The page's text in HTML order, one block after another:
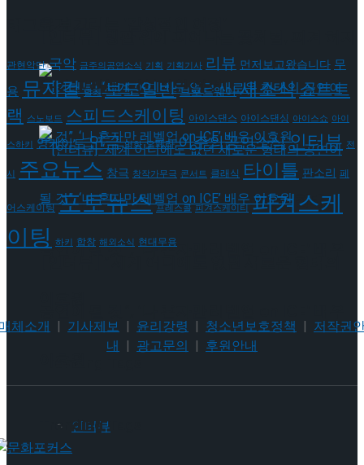
[인터뷰] “세계 어디에도 없던 새로운 형태의
공연이 될 것”, ‘나 혼자만 레벨업 on ICE’ 배우
인터뷰
유가 그리는 ‘감성적인 여정’
Trending Tags
관현악단 국악 금주의공연소식 기획 기획기사 리뷰 먼저보고왔습니다 무
용 뮤지컬 발레 보도일반브로드웨이새소식쇼트트
랙 스노보드 스피드스케이팅 아이스댄스 아이스댄싱 아이스쇼 아이
스하키 앙케이트연극 영화 오페라 이주의공연소식인터뷰 전
시 주요뉴스 창극 창작가무극 콘서트 클래식 타이틀 판소리 페
어스케이팅 포토뉴스 프레스콜 피겨스케이티 피겨스케
이팅 하키 합창 해외소식 현대무용
체소개 | 기사제보 | 윤리강령 | 청소년보호정책 | 저작권
내 | 광고문의 | 후원안내